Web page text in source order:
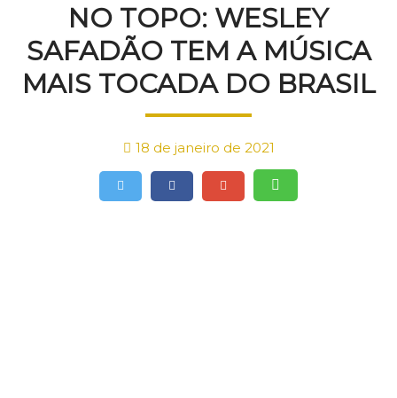
NO TOPO: WESLEY
SAFADÃO TEM A MÚSICA
MAIS TOCADA DO BRASIL
18 de janeiro de 2021